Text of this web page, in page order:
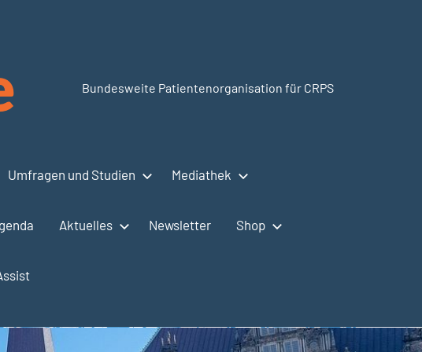
SudeckSelbsthilfe.org
Bundesweite Patientenorganisation für CRPS
Umfragen und Studien Mediathek
Aktuelles Newsletter Shop